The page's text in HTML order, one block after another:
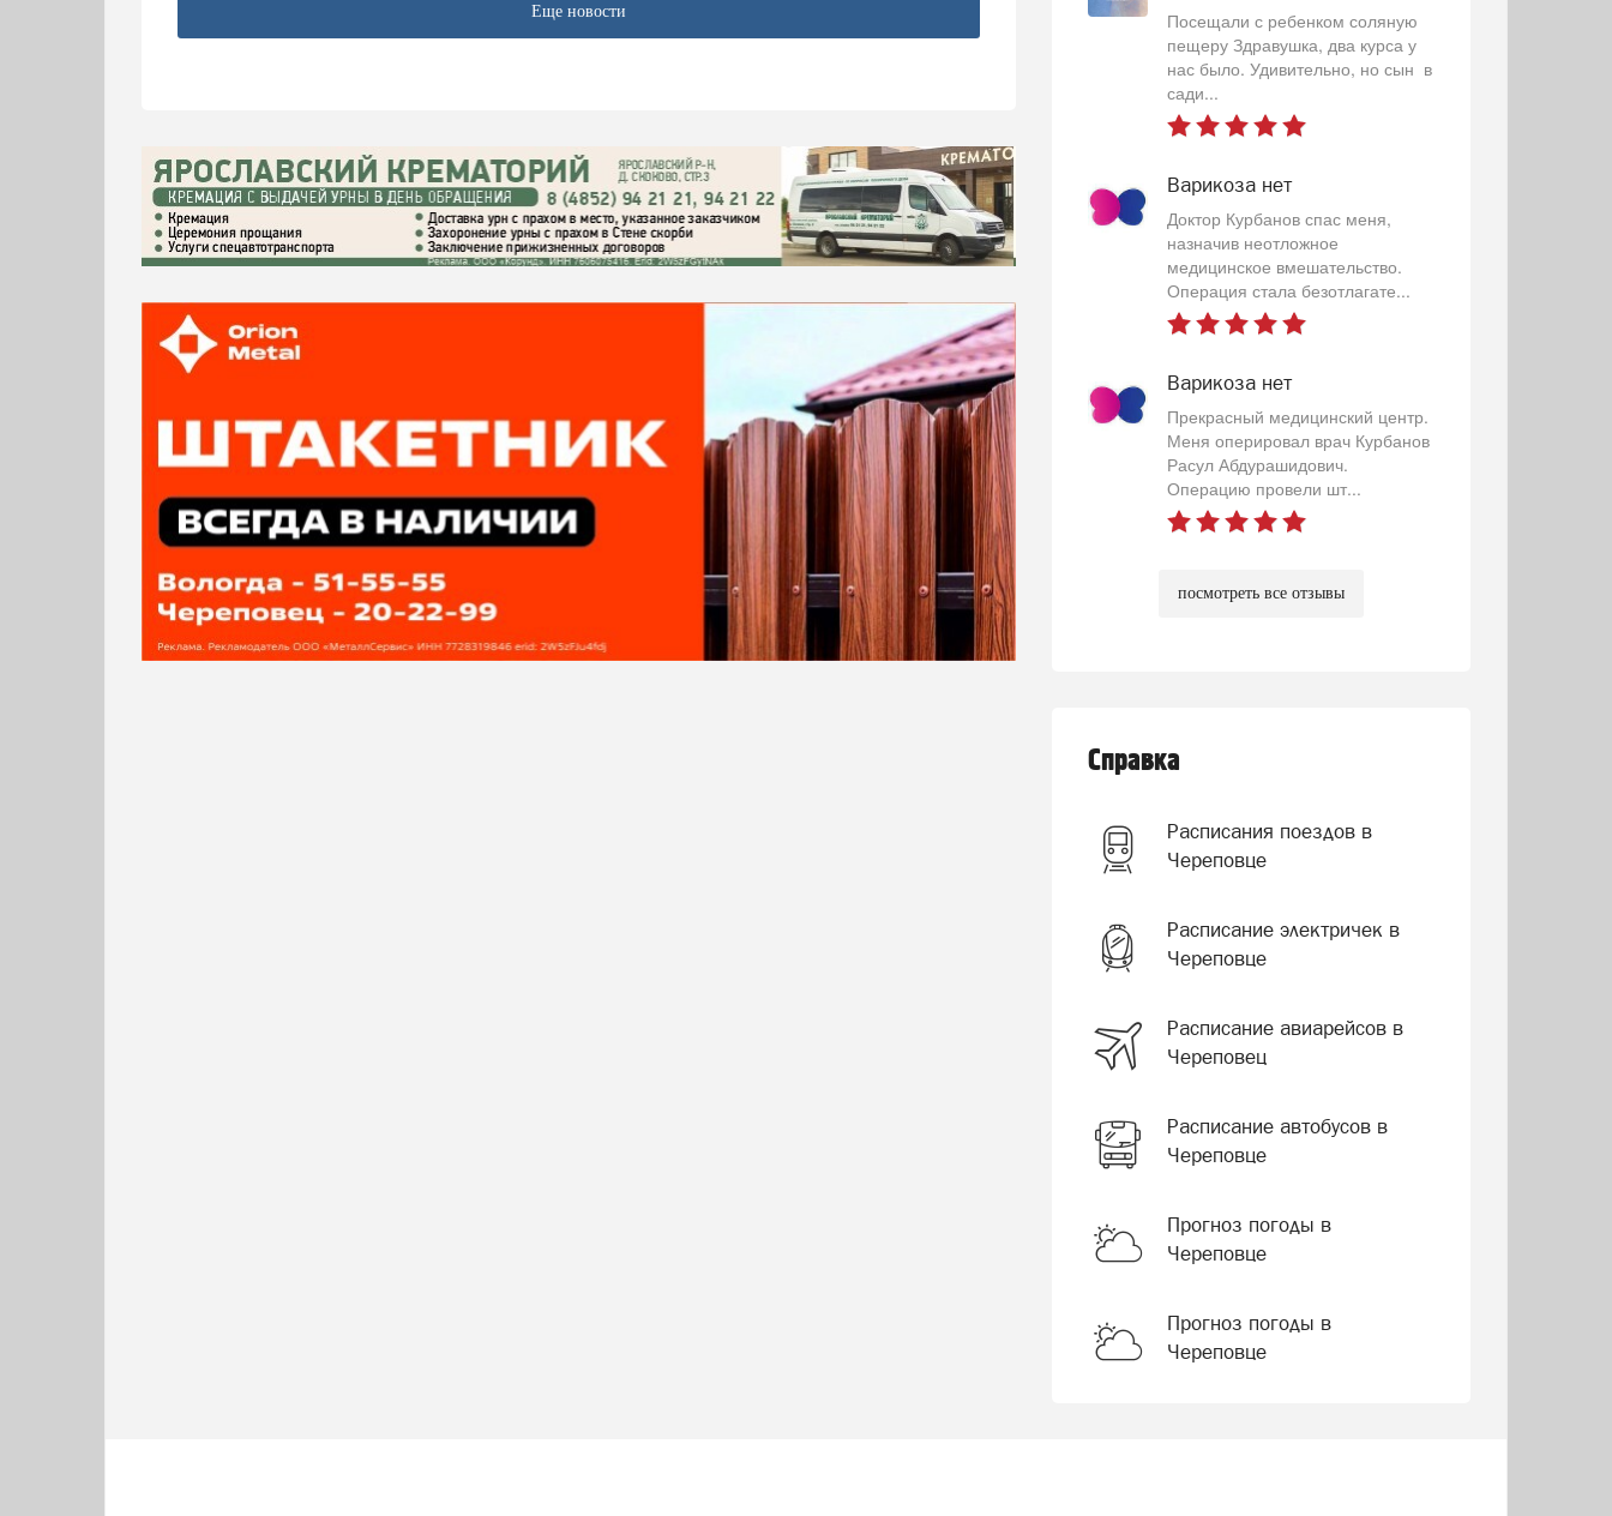
Еще новости
Посещали с ребенком соляную
пещеру Здравушка, два курса у
нас было. Удивительно, но сын в
сади...
Варикоза нет
Доктор Курбанов спас меня,
назначив неотложное
медицинское вмешательство.
Операция стала безотлагате...
Варикоза нет
Прекрасный медицинский центр.
Меня оперировал врач Курбанов
Расул Абдурашидович.
Операцию провели шт...
посмотреть все отзывы
Справка
Расписания поездов в
Череповце
Расписание электричек в
Череповце
Расписание авиарейсов в
Череповец
Расписание автобусов в
Череповце
Прогноз погоды в
Череповце
Прогноз погоды в
Череповце